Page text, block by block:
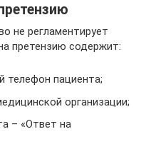
не регламентирует
претензию содержит:
телефон пациента;
организации;
– «Ответ на